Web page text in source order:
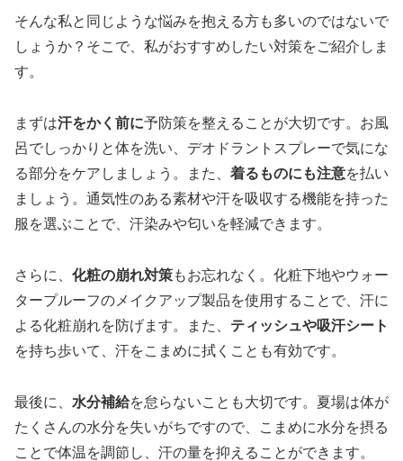
そんな私と同じような悩みを抱える方も多いのではないで
しょうか？そこで、私がおすすめしたい対策をご紹介しま
す。
まずは汗をかく前に予防策を整えることが大切です。お風
呂でしっかりと体を洗い、デオドラントスプレーで気にな
る部分をケアしましょう。また、 着るものにも注意を払い
ましょう。通気性のある素材や汗を吸収する機能を持った
服を選ぶことで、汗染みや匂いを軽減できます。
さらに、 化粧の崩れ対策もお忘れなく。化粧下地やウォー
タープルーフのメイクアップ製品を使用することで、汗に
よる化粧崩れを防げます。また、 ティッシュや吸汗シート
を持ち歩いて、汗をこまめに拭くことも有効です。
最後に、 水分補給を怠らないことも大切です。夏場は体が
たくさんの水分を失いがちですので、こまめに水分を摂る
ことで体温を調節し、汗の量を抑えることができます。